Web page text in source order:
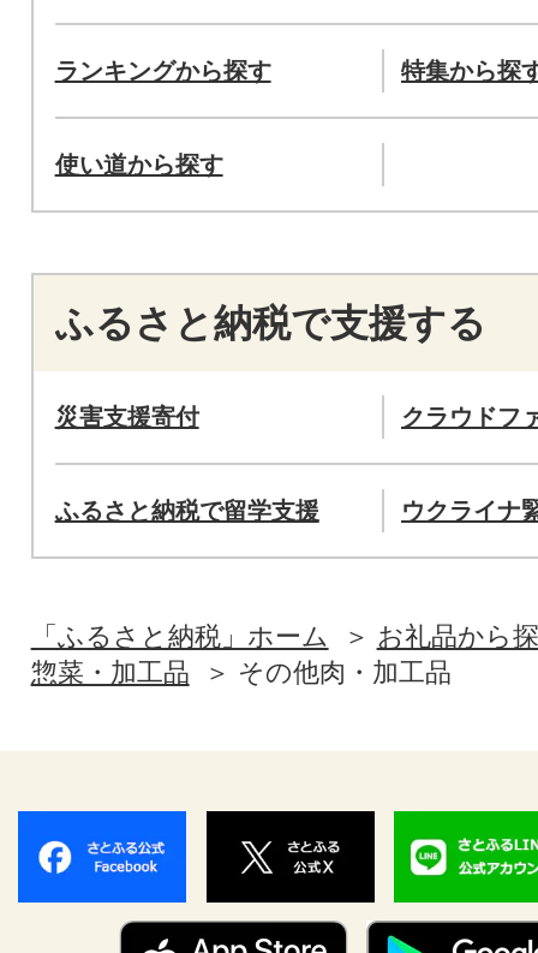
ランキングから探す 特集から探
使い道から探す
ふるさと納税で支援する
災害支援寄付 クラウドフ
ふるさと納税で留学支援 ウクライナ
「ふるさと納税」ホーム
お礼品から
惣菜・加工品
その他肉・加工品